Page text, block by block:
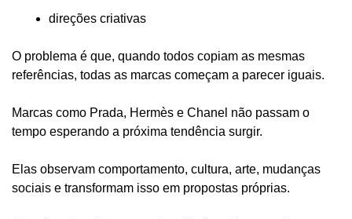
direções criativas
O problema é que, quando todos copiam as mesmas
referências, todas as marcas começam a parecer iguais.
Marcas como Prada, Hermès e Chanel não passam o
tempo esperando a próxima tendência surgir.
Elas observam comportamento, cultura, arte, mudanças
sociais e transformam isso em propostas próprias.